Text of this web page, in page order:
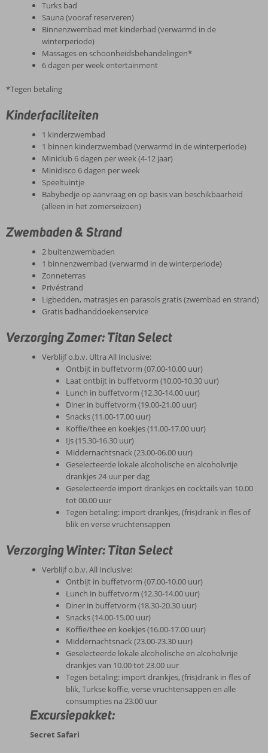
Turks bad
Sauna (vooraf reserveren)
Binnenzwembad met kinderbad (verwarmd in de
winterperiode)
Massages en schoonheidsbehandelingen*
6 dagen per week entertainment
*Tegen betaling
Kinderfaciliteiten
1 kinderzwembad
1 binnen kinderzwembad (verwarmd in de winterperiode)
Miniclub 6 dagen per week (4-12 jaar)
Minidisco 6 dagen per week
Speeltuintje
Babybedje op aanvraag en op basis van beschikbaarheid
(alleen in het zomerseizoen)
Zwembaden & Strand
2 buitenzwembaden
1 binnenzwembad (verwarmd in de winterperiode)
Zonneterras
Privéstrand
Ligbedden, matrasjes en parasols gratis (zwembad en strand)
Gratis badhanddoekenservice
Verzorging Zomer: Titan Select
Verblijf o.b.v. Ultra All Inclusive:
Ontbijt in buffetvorm (07.00-10.00 uur)
Laat ontbijt in buffetvorm (10.00-10.30 uur)
Lunch in buffetvorm (12.30-14.00 uur)
Diner in buffetvorm (19.00-21.00 uur)
Snacks (11.00-17.00 uur)
Koffie/thee en koekjes (11.00-17.00 uur)
IJs (15.30-16.30 uur)
Middernachtsnack (23.00-06.00 uur)
Geselecteerde lokale alcoholische en alcoholvrije
drankjes 24 uur per dag
Geselecteerde import drankjes en cocktails van 10.00
tot 00.00 uur
Tegen betaling: import drankjes, (fris)drank in fles of
blik en verse vruchtensappen
Verzorging Winter: Titan Select
Verblijf o.b.v. All Inclusive:
Ontbijt in buffetvorm (07.00-10.00 uur)
Lunch in buffetvorm (12.30-14.00 uur)
Diner in buffetvorm (18.30-20.30 uur)
Snacks (14.00-15.00 uur)
Koffie/thee en koekjes (16.00-17.00 uur)
Middernachtsnack (23.00-23.30 uur)
Geselecteerde lokale alcoholische en alcoholvrije
drankjes van 10.00 tot 23.00 uur
Tegen betaling: import drankjes, (fris)drank in fles of
blik, Turkse koffie, verse vruchtensappen en alle
consumpties na 23.00 uur
Excursiepakket:
Secret Safari